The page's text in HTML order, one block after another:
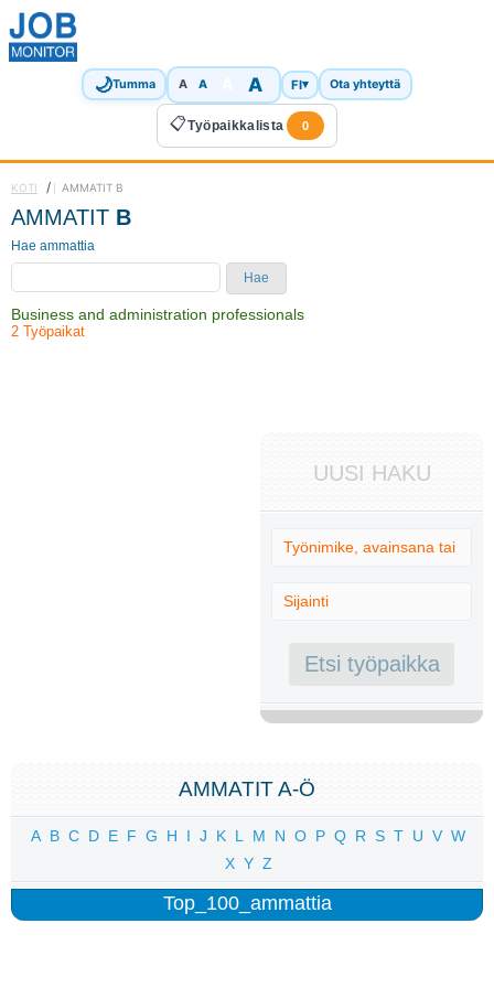
🌙Tumma A A A FI▾ Ota yhteyttä
📋Työpaikkalista 0
KOTI / AMMATIT B
AMMATIT B
Hae ammattia
Hae
Business and administration professionals
2 Työpaikat
UUSI HAKU
AMMATIT A-Ö
A B C D E F G H I J K L M N O P Q R S T U V W
X Y Z
Top_100_ammattia